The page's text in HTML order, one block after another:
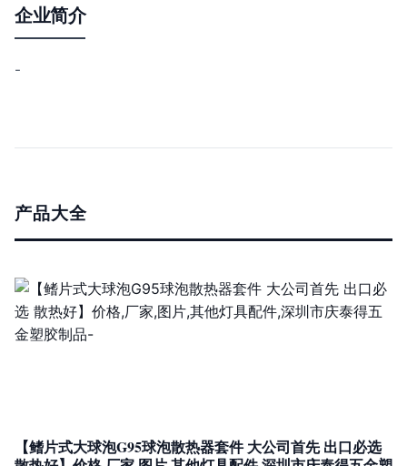
企业简介
-
产品大全
【鳍片式大球泡G95球泡散热器套件 大公司首先 出口必选